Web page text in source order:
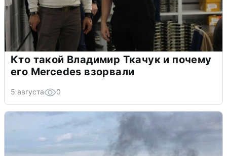
Кто такой Владимир Ткачук и почему
его Mercedes взорвали
5 августа 0